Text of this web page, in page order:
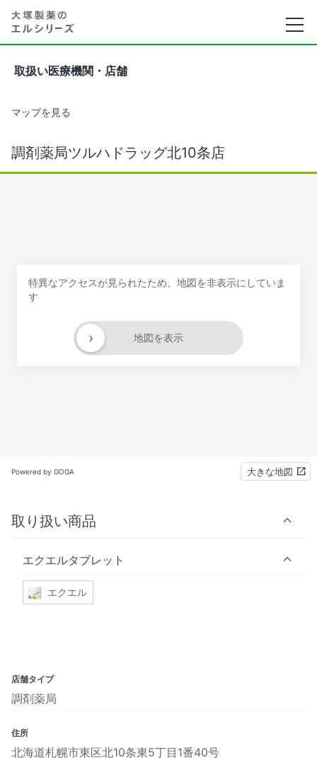
取扱い医療機関・店舗
マップを見る
調剤薬局ツルハドラッグ北10条店
特異なアクセスが見られたため、地図を非表示にしていま
す
地図を表示
›
Powered by GOGA 大きな地図
取り扱い商品
エクエルタブレット
エクエル
店舗タイプ
調剤薬局
住所
北海道札幌市東区北10条東5丁目1番40号